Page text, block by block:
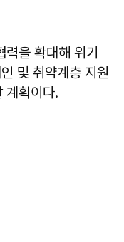
을 확대해 위기
및 취약계층 지원
계획이다.